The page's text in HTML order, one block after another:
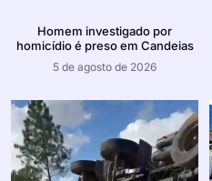
Homem investigado por
homicídio é preso em Candeias
5 de agosto de 2026